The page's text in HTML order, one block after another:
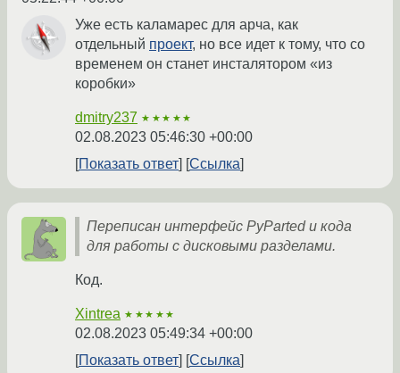
Уже есть каламарес для арча, как
отдельный проект, но все идет к тому, что со
временем он станет инсталятором «из
коробки»
dmitry237 ★★★★★
02.08.2023 05:46:30 +00:00
Показать ответ
Ссылка
Переписан интерфейс PyParted и кода
для работы с дисковыми разделами.
Код.
Xintrea ★★★★★
02.08.2023 05:49:34 +00:00
Показать ответ
Ссылка